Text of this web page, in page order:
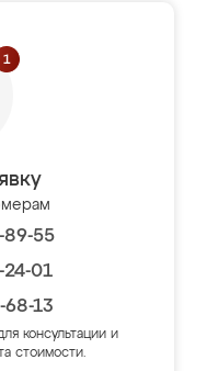
89-55
01
13
консультации и
стоимости.